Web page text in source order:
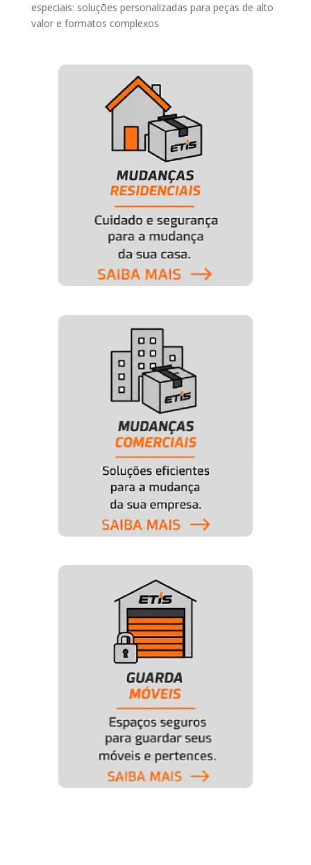
especiais: soluções personalizadas para peças de alto
valor e formatos complexos